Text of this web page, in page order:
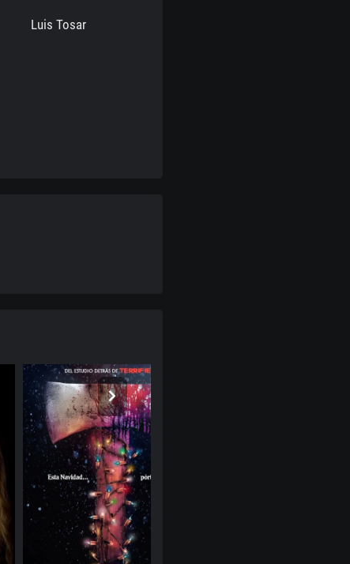
Luis Tosar